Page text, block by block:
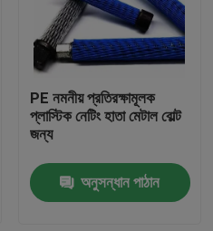
PE নমনীয় প্রতিরক্ষামূলক
প্লাস্টিক নেটিং হাতা মেটাল বোল্ট
জন্য
অনুসন্ধান পাঠান